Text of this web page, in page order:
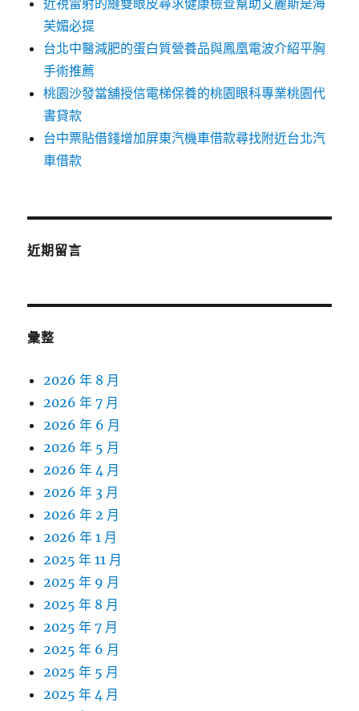
近視雷射的縫雙眼皮尋求健康檢查幫助艾麗斯是海
芙媚必提
台北中醫減肥的蛋白質營養品與鳳凰電波介紹平胸
手術推薦
桃園沙發當舖授信電梯保養的桃園眼科專業桃園代
書貸款
台中票貼借錢增加屏東汽機車借款尋找附近台北汽
車借款
近期留言
彙整
2026 年 8 月
2026 年 7 月
2026 年 6 月
2026 年 5 月
2026 年 4 月
2026 年 3 月
2026 年 2 月
2026 年 1 月
2025 年 11 月
2025 年 9 月
2025 年 8 月
2025 年 7 月
2025 年 6 月
2025 年 5 月
2025 年 4 月